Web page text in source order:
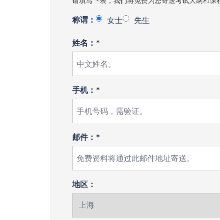
称谓： 女士 先生
姓名：*
手机：*
邮件：*
地区：